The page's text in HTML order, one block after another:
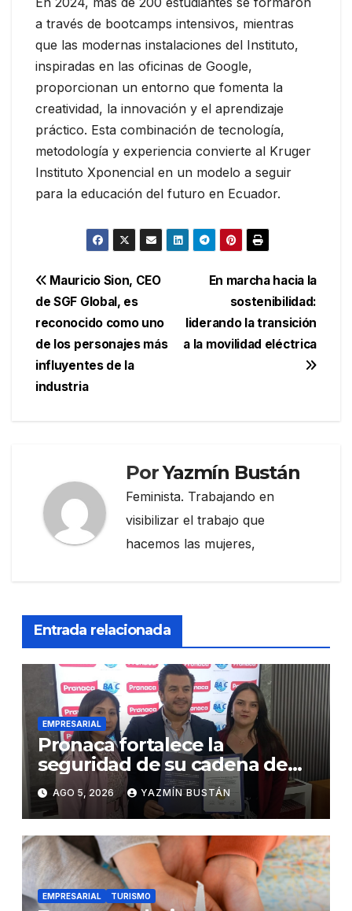
a través de bootcamps intensivos, mientras
que las modernas instalaciones del Instituto,
inspiradas en las oficinas de Google,
proporcionan un entorno que fomenta la
creatividad, la innovación y el aprendizaje
práctico. Esta combinación de tecnología,
metodología y experiencia convierte al Kruger
Instituto Xponencial en un modelo a seguir
para la educación del futuro en Ecuador.
Navegación
de
entradas
En marcha hacia la
sostenibilidad:
liderando la transición
a la movilidad eléctrica
Mauricio Sion, CEO
de SGF Global, es
reconocido como uno
de los personajes más
influyentes de la
industria
PorYazmín Bustán
Feminista. Trabajando en
visibilizar el trabajo que
hacemos las mujeres,
Entrada relacionada
EMPRESARIAL
Pronaca fortalece la
seguridad de su cadena de
suministro con certificación
BASC en dos plantas
AGO 5, 2026 YAZMÍN BUSTÁN
EMPRESARIAL TURISMO